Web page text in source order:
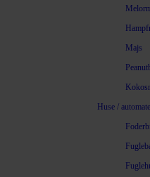
Majs
Huse /